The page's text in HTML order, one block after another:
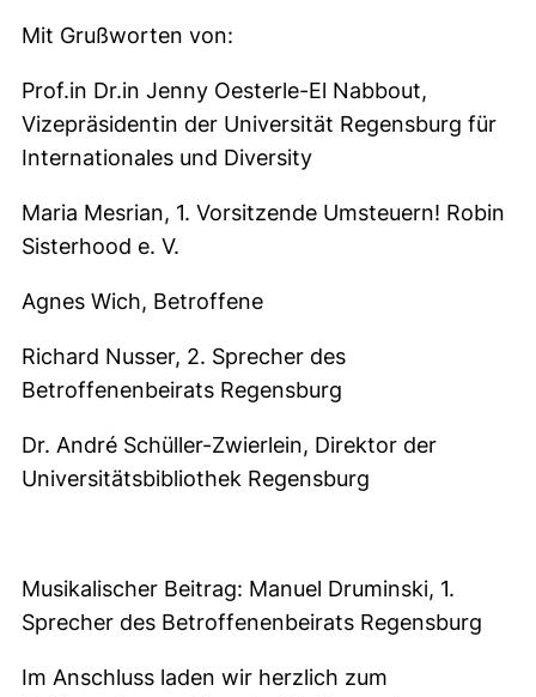
Mit Grußworten von:
Prof.in Dr.in Jenny Oesterle-El Nabbout,
Vizepräsidentin der Universität Regensburg für
Internationales und Diversity
Maria Mesrian, 1. Vorsitzende Umsteuern! Robin
Sisterhood e. V.
Agnes Wich, Betroffene
Richard Nusser, 2. Sprecher des
Betroffenenbeirats Regensburg
Dr. André Schüller-Zwierlein, Direktor der
Universitätsbibliothek Regensburg
Musikalischer Beitrag: Manuel Druminski, 1.
Sprecher des Betroffenenbeirats Regensburg
Im Anschluss laden wir herzlich zum